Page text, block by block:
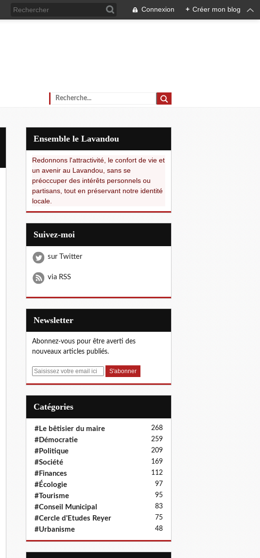
Connexion + Créer mon blog
Ensemble le Lavandou
Redonnons l'attractivité, le confort de vie et
un avenir au Lavandou, sans se
préoccuper des intérêts personnels ou
partisans, tout en préservant notre identité
locale.
Suivez-moi
sur Twitter
via RSS
Newsletter
Abonnez-vous pour être averti des
nouveaux articles publiés.
E
Catégories
#Le bêtisier du maire 268
#Démocratie 259
#Politique 209
#Société 169
#Finances 112
#Écologie 97
#Tourisme 95
#Conseil Municipal 83
#Cercle d'Etudes Reyer 75
#Urbanisme 48